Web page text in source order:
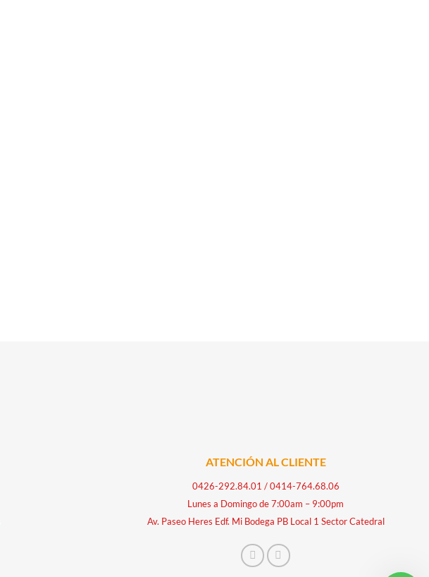
ATENCIÓN AL CLIENTE
0426-292.84.01 /0414-764.68.06
Lunes a Domingo de 7:00am – 9:00pm
Av. Paseo Heres Edf. Mi Bodega PB Local 1 Sector Catedral